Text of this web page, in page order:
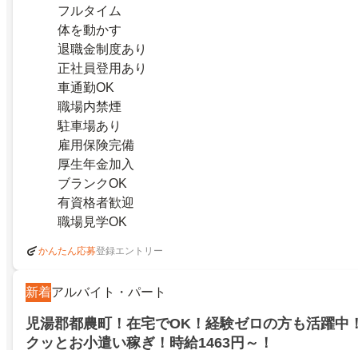
フルタイム
体を動かす
退職金制度あり
正社員登用あり
車通勤OK
職場内禁煙
駐車場あり
雇用保険完備
厚生年金加入
ブランクOK
有資格者歓迎
職場見学OK
かんたん応募登録エントリー
新着アルバイト・パート
児湯郡都農町！在宅でOK！経験ゼロの方も活躍中
クッとお小遣い稼ぎ！時給1463円～！